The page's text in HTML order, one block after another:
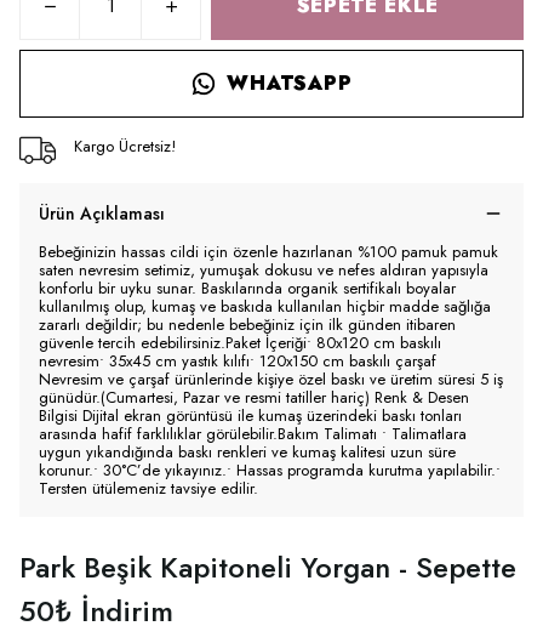
SEPETE EKLE
WHATSAPP
Kargo Ücretsiz!
Ürün Açıklaması
Bebeğinizin hassas cildi için özenle hazırlanan %100 pamuk pamuk
saten nevresim setimiz, yumuşak dokusu ve nefes aldıran yapısıyla
konforlu bir uyku sunar. Baskılarında organik sertifikalı boyalar
kullanılmış olup, kumaş ve baskıda kullanılan hiçbir madde sağlığa
zararlı değildir; bu nedenle bebeğiniz için ilk günden itibaren
güvenle tercih edebilirsiniz.Paket İçeriği• 80x120 cm baskılı
nevresim• 35x45 cm yastık kılıfı• 120x150 cm baskılı çarşaf
Nevresim ve çarşaf ürünlerinde kişiye özel baskı ve üretim süresi 5 iş
günüdür.(Cumartesi, Pazar ve resmi tatiller hariç) Renk & Desen
Bilgisi Dijital ekran görüntüsü ile kumaş üzerindeki baskı tonları
arasında hafif farklılıklar görülebilir.Bakım Talimatı • Talimatlara
uygun yıkandığında baskı renkleri ve kumaş kalitesi uzun süre
korunur.• 30°C’de yıkayınız.• Hassas programda kurutma yapılabilir.•
Tersten ütülemeniz tavsiye edilir.
Park Beşik Kapitoneli Yorgan - Sepette
50₺ İndirim